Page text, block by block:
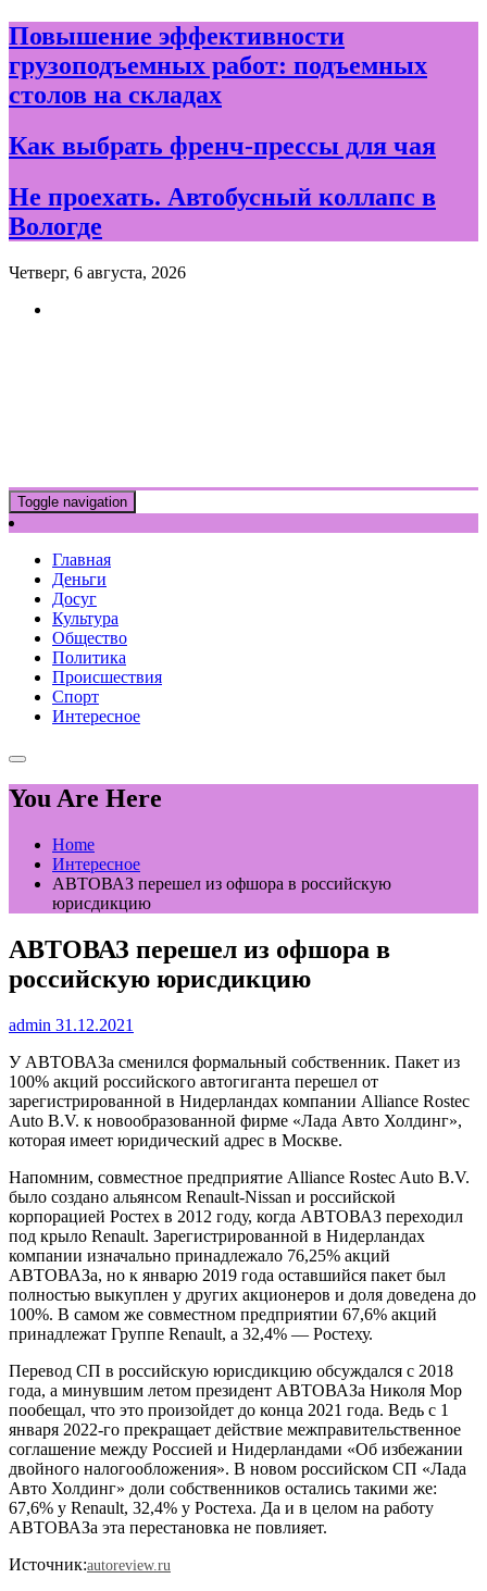
Skip
to
content
Повышение эффективности
грузоподъемных работ: подъемных
столов на складах
Как выбрать френч-прессы для чая
Не проехать. Автобусный коллапс в
Вологде
Четверг, 6 августа, 2026
Toggle navigation
Главная
Деньги
Досуг
Культура
Общество
Политика
Происшествия
Спорт
Интересное
You Are Here
Home
Интересное
АВТОВАЗ перешел из офшора в российскую
юрисдикцию
АВТОВАЗ перешел из офшора в
российскую юрисдикцию
admin 31.12.2021
У АВТОВАЗа сменился формальный собственник. Пакет из
100% акций российского автогиганта перешел от
зарегистрированной в Нидерландах компании Alliance Rostec
Auto B.V. к новообразованной фирме «Лада Авто Холдинг»,
которая имеет юридический адрес в Москве.
Напомним, совместное предприятие Alliance Rostec Auto B.V.
было создано альянсом Renault-Nissan и российской
корпорацией Ростех в 2012 году, когда АВТОВАЗ переходил
под крыло Renault. Зарегистрированной в Нидерландах
компании изначально принадлежало 76,25% акций
АВТОВАЗа, но к январю 2019 года оставшийся пакет был
полностью выкуплен у других акционеров и доля доведена до
100%. В самом же совместном предприятии 67,6% акций
принадлежат Группе Renault, а 32,4% — Ростеху.
Перевод СП в российскую юрисдикцию обсуждался с 2018
года, а минувшим летом президент АВТОВАЗа Николя Мор
пообещал, что это произойдет до конца 2021 года. Ведь с 1
января 2022-го прекращает действие межправительственное
соглашение между Россией и Нидерландами «Об избежании
двойного налогообложения». В новом российском СП «Лада
Авто Холдинг» доли собственников остались такими же:
67,6% у Renault, 32,4% у Ростеха. Да и в целом на работу
АВТОВАЗа эта перестановка не повлияет.
Источник:autoreview.ru